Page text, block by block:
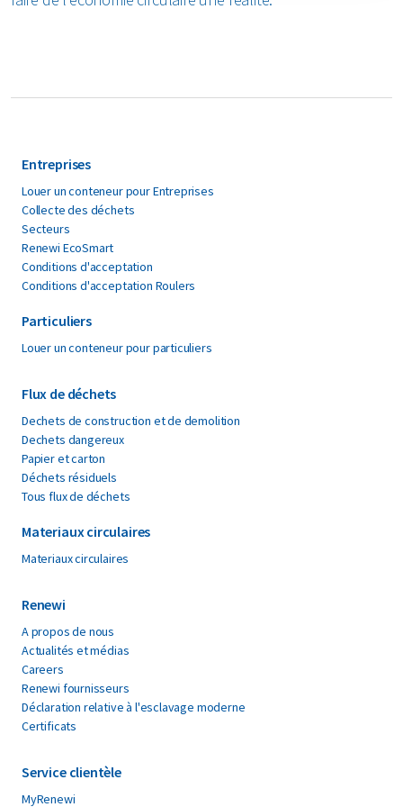
Entreprises
Louer un conteneur pour Entreprises
Collecte des déchets
Secteurs
Renewi EcoSmart
Conditions d'acceptation
Conditions d'acceptation Roulers
Particuliers
Louer un conteneur pour particuliers
Flux de déchets
Dechets de construction et de demolition
Dechets dangereux
Papier et carton
Déchets résiduels
Tous flux de déchets
Materiaux circulaires
Materiaux circulaires
Renewi
A propos de nous
Actualités et médias
Careers
Renewi fournisseurs
Déclaration relative à l'esclavage moderne
Certificats
Service clientèle
MyRenewi